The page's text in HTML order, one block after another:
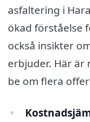
asfaltering i
ökad förståelse
också insikter
erbjuder. Här
be om flera